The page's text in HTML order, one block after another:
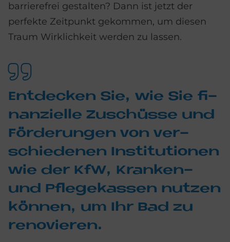
barrierefrei gestalten? Dann ist jetzt der
perfekte Zeitpunkt gekommen, um diesen
Traum Wirklichkeit werden zu lassen.
Ent­decken Sie, wie Sie fi­
nan­zi­el­le Zu­schüs­se und
För­de­run­gen von ver­
schie­de­nen In­sti­tu­tio­nen
wie der KfW, Kran­ken-
und Pfle­ge­kas­sen nut­zen
kön­nen, um Ihr Bad zu
re­no­vie­ren.